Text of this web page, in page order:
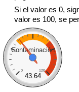
Si el valor es 0,
valor es 100, se
Contaminación
0 120
43.64
Índice de Tráfico